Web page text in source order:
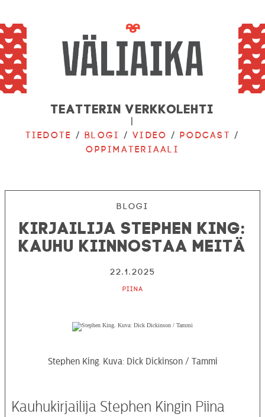
Teatterin verkkolehti
|
Tiedote /Blogi /Video /Podcast /
Oppimateriaali
Blogi
Kirjailija Stephen King:
Kauhu kiinnostaa meitä
22.1.2025
Piina
Stephen King. Kuva: Dick Dickinson / Tammi
Kauhukirjailija Stephen Kingin Piina